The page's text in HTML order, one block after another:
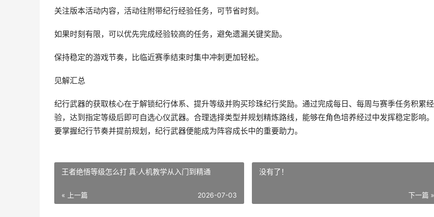
关注版本活动内容，活动往附带纪行经验任务，可节省时刻。
如果时刻有限，可以优先完成经验较高的任务，避免遗漏关键奖励。
保持稳定的游戏节奏，比临近赛季结束时集中冲刺更加轻松。
见解汇总
纪行武器的获取核心在于解锁纪行体系、提升等级并购买珍珠纪行奖励。通过完成每日、每周与赛季任务积累经
验，达到指定等级后即可自选心仪武器。合理选择类型并规划精炼路线，能够在角色培养经过中发挥稳定影响
要掌握纪行节奏并提前规划，纪行武器便能成为阵容成长中的重要助力。
王者绝悟等级怎么打 真·人机教学从入门到精通
« 上一篇 2026-07-03
没有了！
下一篇 »